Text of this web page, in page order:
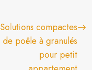
Solutions compactes
de poêle à granulés
pour petit